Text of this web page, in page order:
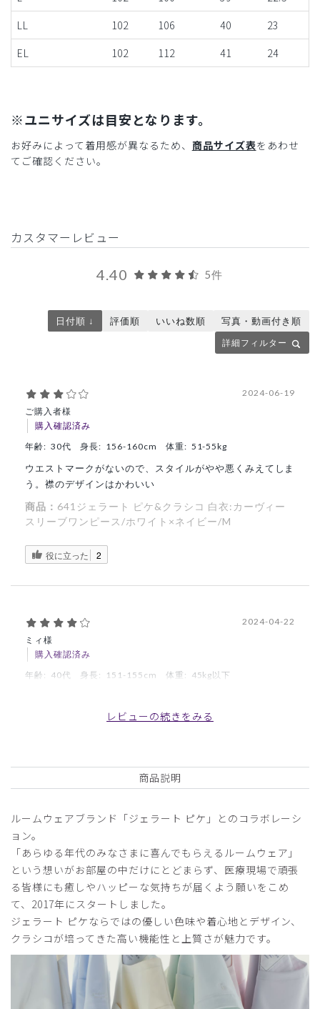
LL
102 106 40
23
EL
102 112 41 24
※ユニサイズは目安となります。
お好みによって着用感が異なるため、 商品サイズ表をあわせ
てご確認ください。
カスタマーレビュー
4.40 5件
詳細フィルター
日付順 ↓ 評価順 いいね数順 写真・動画付き順
ご購入者様
購入確認済み
2024-06-19
年齢: 30代 身長: 156-160cm 体重: 51-55kg
ウエストマークがないので、スタイルがやや悪くみえてしま
う。襟のデザインはかわいい
商品： 641ジェラート ピケ&クラシコ 白衣:カーヴィー
スリーブワンピース/ホワイト×ネイビー/M
役に立った 2
ミィ様
購入確認済み
2024-04-22
年齢: 40代 身長: 151-155cm 体重: 45kg以下
デザインも素敵で柔らか素材で、身長152cmで膝下くらい
641ジェラート ピケ&クラシコ 白衣:カーヴィー
スリーブワンピース/ホワイト×ネイビー/S
役に立った 0
Miki様
購入確認済み
2024-03-08
年齢:30代 身長:151-155cm 体重:46-50kg
女性らしいラインが美しく出る
写真でこのラインは少しゆったりな感じかと思い、通常はM
サイズを着ていますが、今回はあえてSサイズを選びまし
レビューの続きをみる
商品説明
ルームウェアブランド「ジェラート ピケ」とのコラボレーシ
ョン。
「あらゆる年代のみなさまに喜んでもらえるルームウェア」
という想いがお部屋の中だけにとどまらず、医療現場で頑張
る皆様にも癒しやハッピーな気持ちが届くよう願いをこめ
て、2017年にスタートしました。
ジェラート ピケならではの優しい色味や着心地とデザイン、
クラシコが培ってきた高い機能性と上質さが魅力です。